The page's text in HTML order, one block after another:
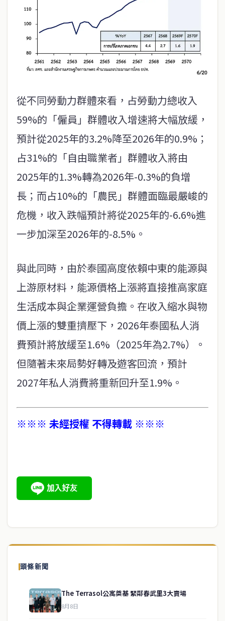
從不同勞動力群體來看，占勞動力總收入
59%的「僱員」群體收入增速將大幅放緩，
預計從2025年的3.2%降至2026年的0.9%；
占31%的「自由職業者」群體收入將由
2025年的1.3%轉為2026年-0.3%的負增
長；而占10%的「農民」群體面臨最嚴峻的
危機，收入跌幅預計將從2025年的-6.6%進
一步加深至2026年的-8.5%。
與此同時，由於泰國高度依賴中東的能源與
上游原材料，能源價格上漲將直接推高家庭
生活成本與企業運營負擔。在收入縮水與物
價上漲的雙重擠壓下，2026年泰國私人消
費預計將放緩至1.6%（2025年為2.7%）。
但隨著未來局勢好轉及遊客回流，預計
2027年私人消費將重新回升至1.9%。
※※※ 未經授權 不得轉載 ※※※
頭條新聞
The Terrasol公寓奠基 緊鄰春武里3大賣場
8月8日